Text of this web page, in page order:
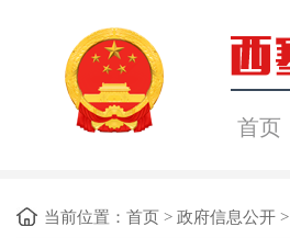
首页
当前位置： 首页 > 政府信息公开 >